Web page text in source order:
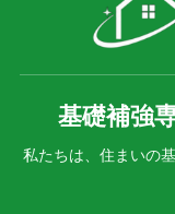
基礎補強
私たちは、住まいの